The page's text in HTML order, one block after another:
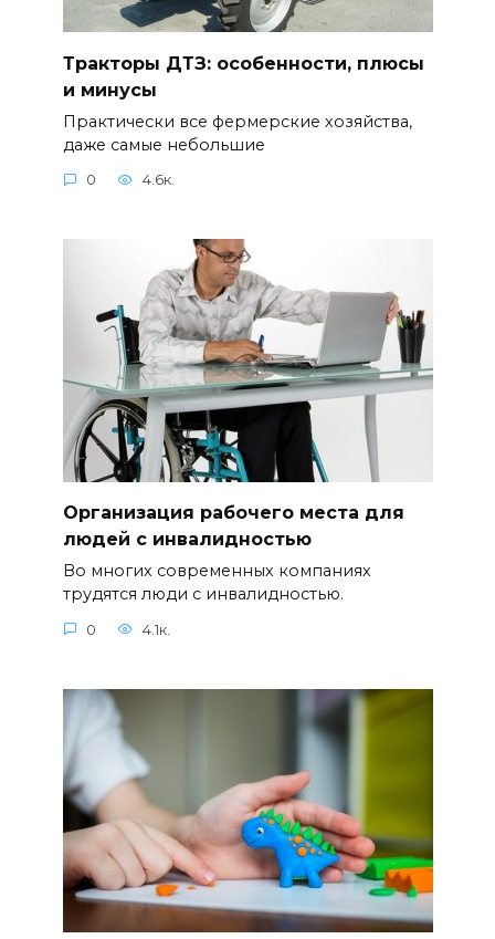
Тракторы ДТЗ: особенности, плюсы
и минусы
Практически все фермерские хозяйства,
даже самые небольшие
0 4.6к.
Организация рабочего места для
людей с инвалидностью
Во многих современных компаниях
трудятся люди с инвалидностью.
0 4.1к.